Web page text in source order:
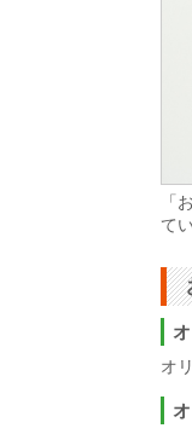
「
て
オ